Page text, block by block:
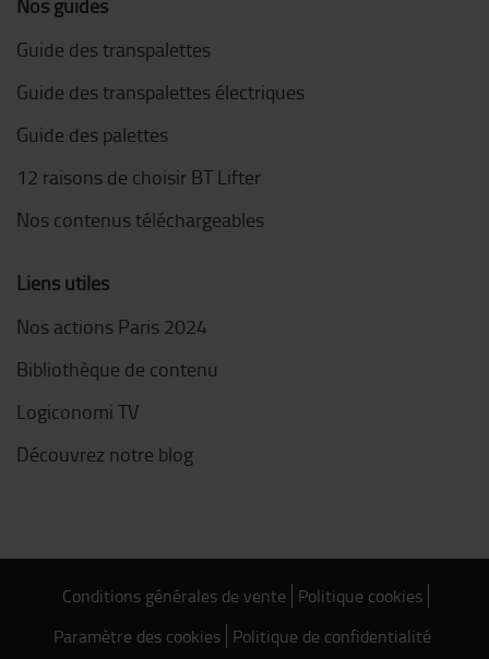
Nos guides
Guide des transpalettes
Guide des transpalettes électriques
Guide des palettes
12 raisons de choisir BT Lifter
Nos contenus téléchargeables
Liens utiles
Nos actions Paris 2024
Bibliothèque de contenu
Logiconomi TV
Découvrez notre blog
Conditions générales de vente Politique cookies
Paramètre des cookies Politique de confidentialité